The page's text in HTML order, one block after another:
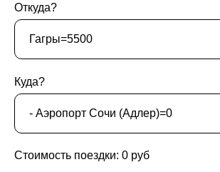
Откуда?
Куда?
Стоимость поездки: 0 руб